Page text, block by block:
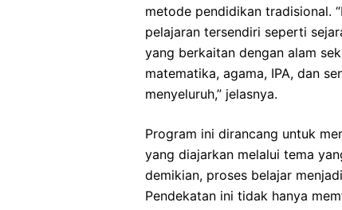
metode pendidikan tradisional.
pelajaran tersendiri seperti
yang berkaitan dengan alam
matematika, agama, IPA, dan
menyeluruh,” jelasnya.
Program ini dirancang untuk
yang diajarkan melalui tema
demikian, proses belajar
Pendekatan ini tidak hanya